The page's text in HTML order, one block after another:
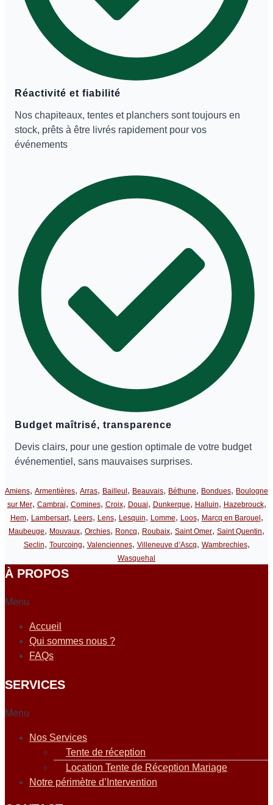
Réactivité et fiabilité
Nos chapiteaux, tentes et planchers sont toujours en
stock, prêts à être livrés rapidement pour vos
événements
Budget maîtrisé, transparence
Devis clairs, pour une gestion optimale de votre budget
événementiel, sans mauvaises surprises.
Amiens, Armentières, Arras, Bailleul, Beauvais, Béthune, Bondues, Boulogne
sur Mer, Cambrai, Comines, Croix, Douai, Dunkerque, Halluin, Hazebrouck,
Hem, Lambersart, Leers, Lens, Lesquin, Lomme, Loos, Marcq en Barouel,
Maubeuge, Mouvaux, Orchies, Roncq, Roubaix, Saint Omer, Saint Quentin,
Seclin, Tourcoing, Valenciennes, Villeneuve d’Ascq, Wambrechies,
Wasquehal
À PROPOS
Menu
Accueil
Qui sommes nous ?
FAQs
SERVICES
Menu
Nos Services
Tente de réception
Location Tente de Réception Mariage
Notre périmètre d’Intervention